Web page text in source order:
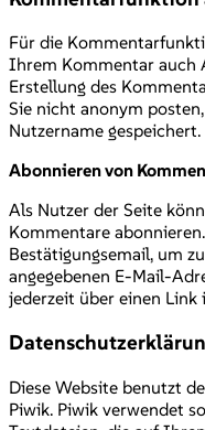
Für die
Ihrem Kommentar auch
Erstellung des
Sie nicht anonym
Nutzername gespeichert.
Abonnieren von
Als Nutzer der Seite
Kommentare
Bestätigungsemail, um
angegebenen E-Mail-
jederzeit über einen
Diese Website benutzt
Piwik. Piwik verwendet